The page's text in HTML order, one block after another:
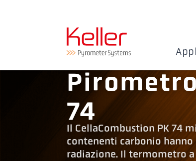
74
Il CellaCombustion PK 74
contenenti carbonio
radiazione. Il termometro